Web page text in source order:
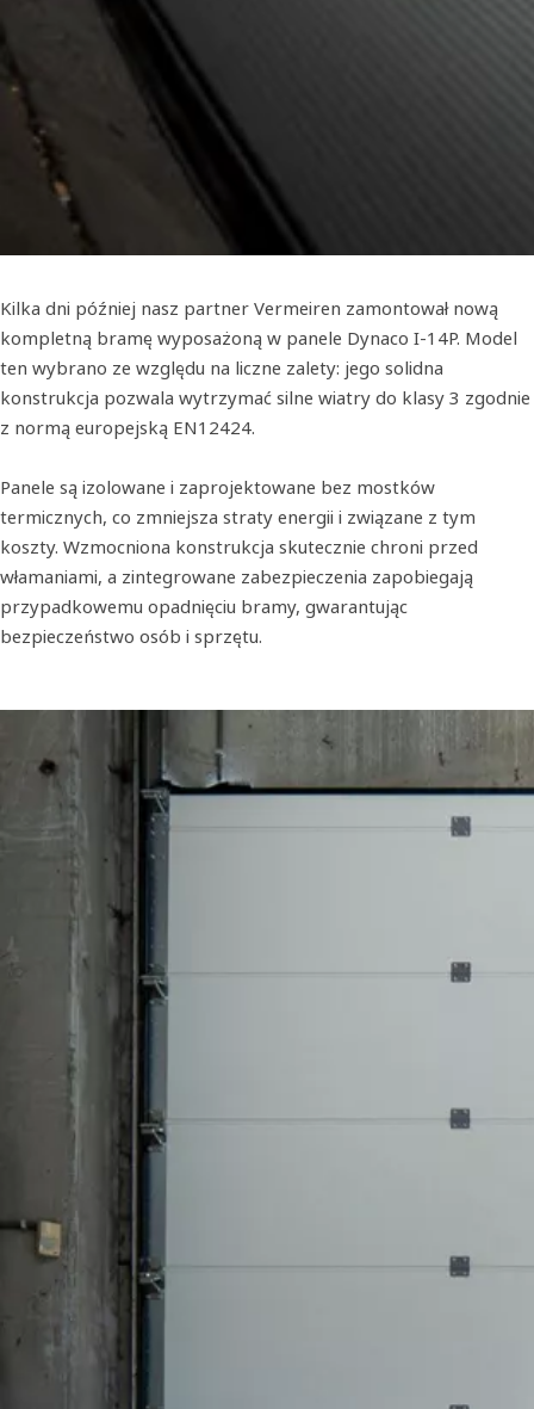
Kilka dni później nasz partner Vermeiren zamontował nową
kompletną bramę wyposażoną w panele Dynaco I-14P. Model
ten wybrano ze względu na liczne zalety: jego solidna
konstrukcja pozwala wytrzymać silne wiatry do klasy 3 zgodnie
z normą europejską EN12424.
Panele są izolowane i zaprojektowane bez mostków
termicznych, co zmniejsza straty energii i związane z tym
koszty. Wzmocniona konstrukcja skutecznie chroni przed
włamaniami, a zintegrowane zabezpieczenia zapobiegają
przypadkowemu opadnięciu bramy, gwarantując
bezpieczeństwo osób i sprzętu.